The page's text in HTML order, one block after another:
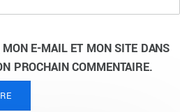
E-MAIL ET MON SITE DANS
PROCHAIN COMMENTAIRE.